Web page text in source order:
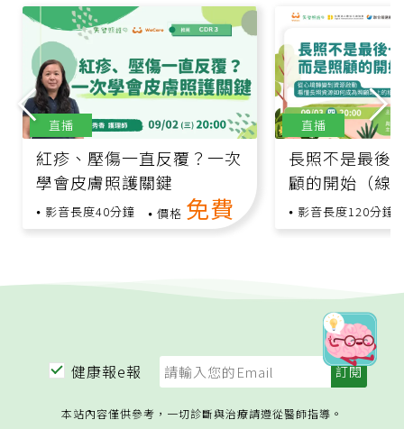
紅疹、壓傷一直反覆？一次
學會皮膚照護關鍵
影音長度40分鐘 價格 免費
直播
長照不是最後
顧的開始（線
跨領域專家與
影音長度120分鐘
直播
健康報e報
本站內容僅供參考，一切診斷與治療請遵從醫師指導。